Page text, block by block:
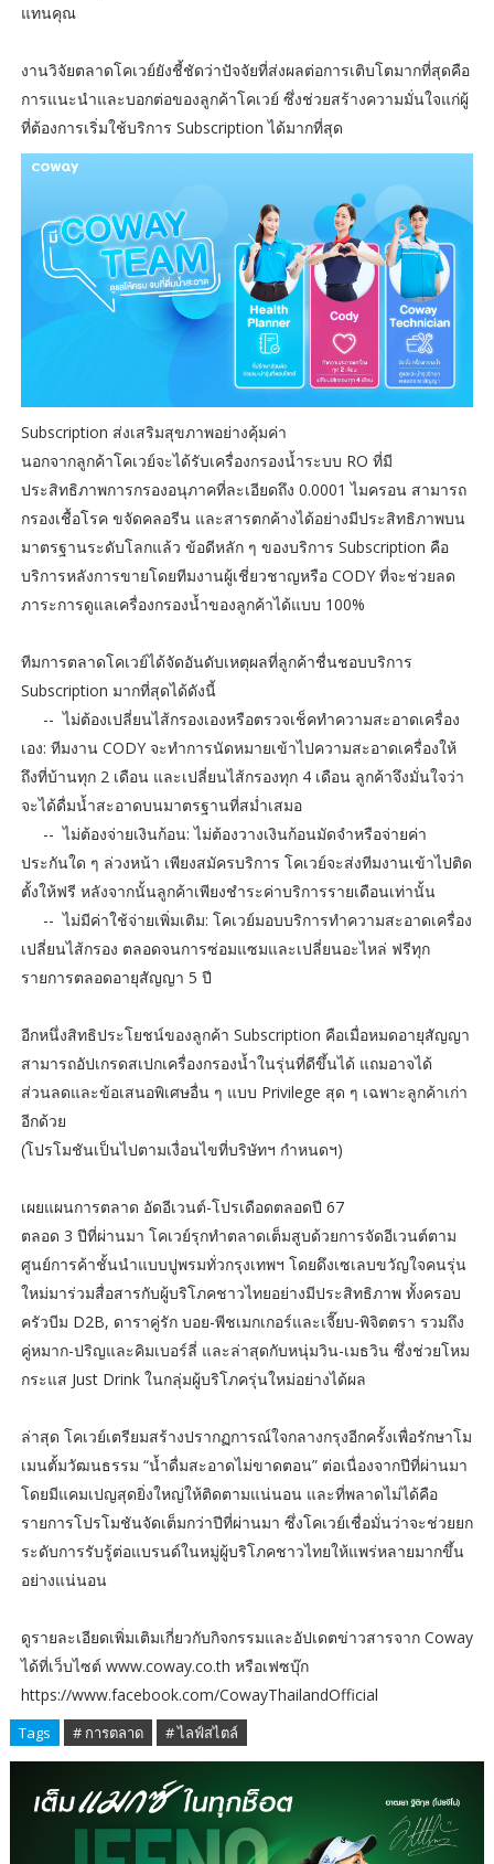
แทนคุณ
งานวิจัยตลาดโคเวย์ยังชี้ชัดว่าปัจจัยที่ส่งผลต่อการเติบโตมากที่สุดคือ
การแนะนำและบอกต่อของลูกค้าโคเวย์ ซึ่งช่วยสร้างความมั่นใจแก่ผู้
ที่ต้องการเริ่มใช้บริการ Subscription ได้มากที่สุด
Subscription ส่งเสริมสุขภาพอย่างคุ้มค่า
นอกจากลูกค้าโคเวย์จะได้รับเครื่องกรองน้ำระบบ RO ที่มี
ประสิทธิภาพการกรองอนุภาคที่ละเอียดถึง 0.0001 ไมครอน สามารถ
กรองเชื้อโรค ขจัดคลอรีน และสารตกค้างได้อย่างมีประสิทธิภาพบน
มาตรฐานระดับโลกแล้ว ข้อดีหลัก ๆ ของบริการ Subscription คือ
บริการหลังการขายโดยทีมงานผู้เชี่ยวชาญหรือ CODY ที่จะช่วยลด
ภาระการดูแลเครื่องกรองน้ำของลูกค้าได้แบบ 100%
ทีมการตลาดโคเวย์ได้จัดอันดับเหตุผลที่ลูกค้าชื่นชอบบริการ
Subscription มากที่สุดได้ดังนี้
-​- ไม่ต้องเปลี่ยนไส้กรองเองหรือตรวจเช็คทำความสะอาดเครื่อง
เอง: ทีมงาน CODY จะทำการนัดหมายเข้าไปความสะอาดเครื่องให้
ถึงที่บ้านทุก 2 เดือน และเปลี่ยนไส้กรองทุก 4 เดือน ลูกค้าจึงมั่นใจว่า
จะได้ดื่มน้ำสะอาดบนมาตรฐานที่สม่ำเสมอ
-​- ไม่ต้องจ่ายเงินก้อน: ไม่ต้องวางเงินก้อนมัดจำหรือจ่ายค่า
ประกันใด ๆ ล่วงหน้า เพียงสมัครบริการ โคเวย์จะส่งทีมงานเข้าไปติด
ตั้งให้ฟรี หลังจากนั้นลูกค้าเพียงชำระค่าบริการรายเดือนเท่านั้น
-​- ไม่มีค่าใช้จ่ายเพิ่มเติม: โคเวย์มอบบริการทำความสะอาดเครื่อง
เปลี่ยนไส้กรอง ตลอดจนการซ่อมแซมและเปลี่ยนอะไหล่ ฟรีทุก
รายการตลอดอายุสัญญา 5 ปี
อีกหนึ่งสิทธิประโยชน์ของลูกค้า Subscription คือเมื่อหมดอายุสัญญา
สามารถอัปเกรดสเปกเครื่องกรองน้ำในรุ่นที่ดีขึ้นได้ แถมอาจได้
ส่วนลดและข้อเสนอพิเศษอื่น ๆ แบบ Privilege สุด ๆ เฉพาะลูกค้าเก่า
อีกด้วย
(โปรโมชันเป็นไปตามเงื่อนไขที่บริษัทฯ กำหนดฯ)
เผยแผนการตลาด อัดอีเวนต์-โปรเดือดตลอดปี 67
ตลอด 3 ปีที่ผ่านมา โคเวย์รุกทำตลาดเต็มสูบด้วยการจัดอีเวนต์ตาม
ศูนย์การค้าชั้นนำแบบปูพรมทั่วกรุงเทพฯ โดยดึงเซเลบขวัญใจคนรุ่น
ใหม่มาร่วมสื่อสารกับผู้บริโภคชาวไทยอย่างมีประสิทธิภาพ ทั้งครอบ
ครัวบีม D2B, ดาราคู่รัก บอย-พีชเมกเกอร์และเจี๊ยบ-พิจิตตรา รวมถึง
คู่หมาก-ปริญและคิมเบอร์ลี่ และล่าสุดกับหนุ่มวิน-เมธวิน ซึ่งช่วยโหม
กระแส Just Drink ในกลุ่มผู้บริโภครุ่นใหม่อย่างได้ผล
ล่าสุด โคเวย์เตรียมสร้างปรากฏการณ์ใจกลางกรุงอีกครั้งเพื่อรักษาโม
เมนตั้มวัฒนธรรม “น้ำดื่มสะอาดไม่ขาดตอน” ต่อเนื่องจากปีที่ผ่านมา
โดยมีแคมเปญสุดยิ่งใหญ่ให้ติดตามแน่นอน และที่พลาดไม่ได้คือ
รายการโปรโมชันจัดเต็มกว่าปีที่ผ่านมา ซึ่งโคเวย์เชื่อมั่นว่าจะช่วยยก
ระดับการรับรู้ต่อแบรนด์ในหมู่ผู้บริโภคชาวไทยให้แพร่หลายมากขึ้น
อย่างแน่นอน
ดูรายละเอียดเพิ่มเติมเกี่ยวกับกิจกรรมและอัปเดตข่าวสารจาก Coway
ได้ที่เว็บไซต์ www.coway.co.th หรือเฟซบุ๊ก
https://www.facebook.com/CowayThailandOfficial
Tags # การตลาด # ไลฟ์สไตล์